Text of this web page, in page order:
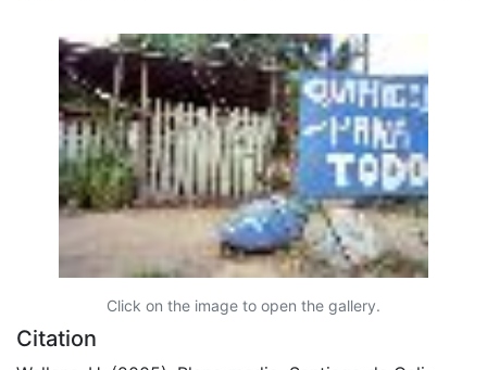
Click on the image to open the gallery.
Citation